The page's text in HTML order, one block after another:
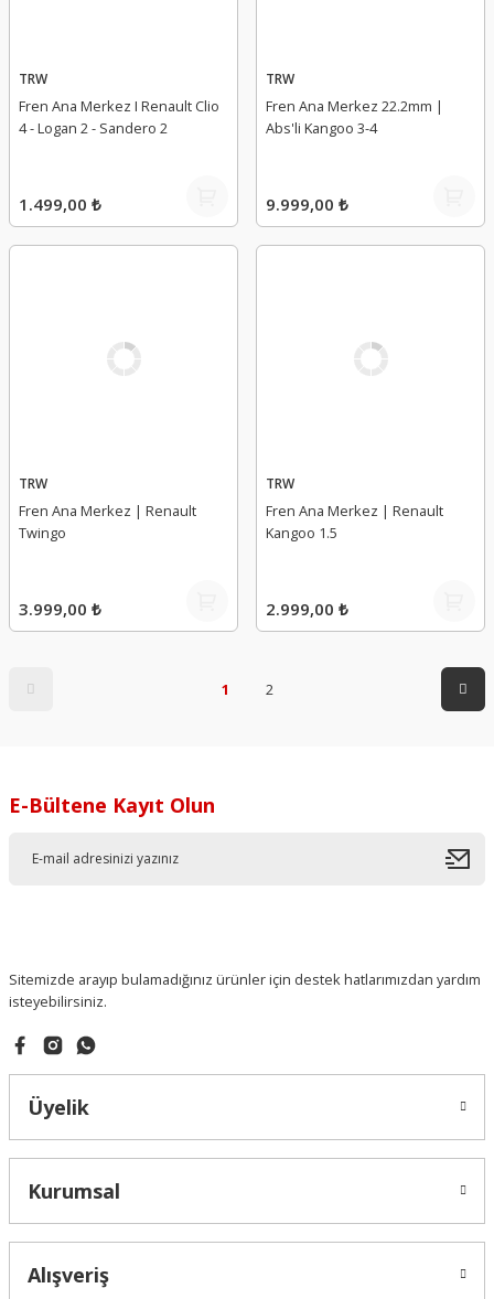
TRW
Fren Ana Merkez I Renault Clio
4 - Logan 2 - Sandero 2
1.499,00 ₺
TRW
Fren Ana Merkez 22.2mm |
Abs'li Kangoo 3-4
9.999,00 ₺
TRW
Fren Ana Merkez | Renault
Twingo
3.999,00 ₺
TRW
Fren Ana Merkez | Renault
Kangoo 1.5
2.999,00 ₺
1 2
E-Bültene Kayıt Olun
Sitemizde arayıp bulamadığınız ürünler için destek hatlarımızdan yardım
isteyebilirsiniz.
Üyelik
Kurumsal
Alışveriş